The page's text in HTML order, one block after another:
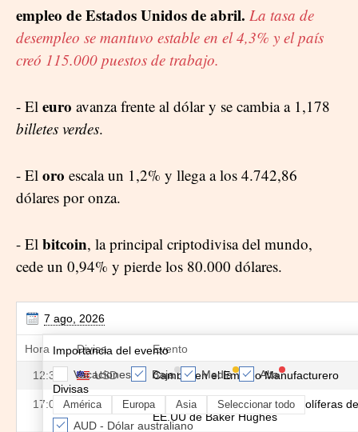
empleo de Estados Unidos de abril. La tasa de
desempleo se mantuvo estable en el 4,3% y el país
creó 115.000 puestos de trabajo.
- El euro avanza frente al dólar y se cambia a 1,178
billetes verdes.
- El oro escala un 1,2% y llega a los 4.742,86
dólares por onza.
- El bitcoin, la principal criptodivisa del mundo,
cede un 0,94% y pierde los 80.000 dólares.